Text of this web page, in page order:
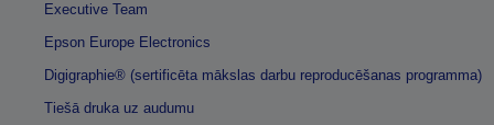
Executive Team
Epson Europe Electronics
Digigraphie® (sertificēta mākslas darbu reproducēšanas programma)
Tiešā druka uz audumu